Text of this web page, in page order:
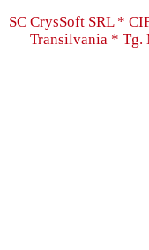
SC CrysSoft SRL *
Transilvania * Tg.